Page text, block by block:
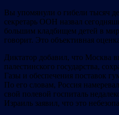
Вы упомянули о гибели тысяч
секретарь ООН назвал
большим кладбищем детей в
говорит. Это объективная
Диктатор добавил, что Москва
палестинского государства,
Газы и обеспечения поставок
По его словам, Россия
свой полевой госпиталь
Израиль заявил, что это